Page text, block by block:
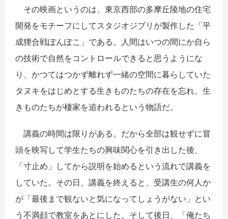
その映画というのは、東京西部の多摩丘陵地の住宅
開発をモチーフにしてスタジオジブリが製作した「平
成狸合戦ぽんぽこ」である。人間はいつの間にか自ら
の技術で自然をコントロールできると思うようにな
り、かつてはつかず離れず一緒の空間に暮らしていた
タヌキをはじめとする生きものたちの存在を忘れ、生
きものたちが棲家を追われるという物語だ。
講義の時間は限りがある。だから全部は観せずに冒
頭を映写して学生たちの興味関心を引き出した後、
「寸止め」してから説明を始めるという流れで講義を
していた。その日、講義を終えると、受講生の何人か
が「最後まで観ないと気になってしょうがない」とい
う不満顔で教室をあとにした。そして後日、「俺たち